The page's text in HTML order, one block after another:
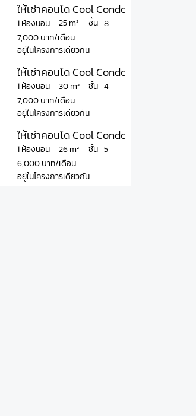
ให้เช่าคอนโด Cool Condo Rama 7 คูล
1 ห้องนอน
7,000 บาท/เดือน
ชั้น
25 m² 8
อยู่ในโครงการเดียวกัน
ให้เช่าคอนโด Cool Condo Rama 7 คูล
1 ห้องนอน
7,000 บาท/เดือน
ชั้น
30 m² 4
อยู่ในโครงการเดียวกัน
ให้เช่าคอนโด Cool Condo Rama 7 คูล ค
1 ห้องนอน
6,000 บาท/เดือน
ชั้น
26 m² 5
อยู่ในโครงการเดียวกัน